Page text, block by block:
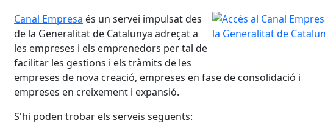
Canal Empresa és un servei impulsat des
de la Generalitat de Catalunya adreçat a
les empreses i els emprenedors per tal de
facilitar les gestions i els tràmits de les
empreses de nova creació, empreses en fase de consolidació i
empreses en creixement i expansió.
S'hi poden trobar els serveis següents: